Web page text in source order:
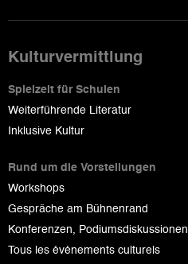
Kulturvermittlung
Spielzeit für Schulen
Weiterführende Literatur
Inklusive Kultur
Rund um die Vorstellungen
Workshops
Gespräche am Bühnenrand
Konferenzen, Podiumsdiskussionen
Tous les événements culturels